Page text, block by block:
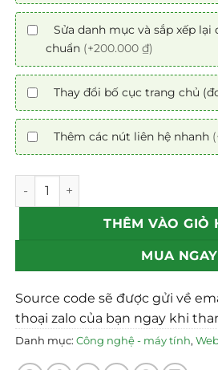
Sửa danh mục và sắp xếp
chuẩn (+200.000 ₫)
Thay đổi bố cục trang chủ
Thêm các nút liên hệ nhanh
Mẫu theme Website Grab chuẩn
THÊM VÀO GIỎ
MUA NGAY
Source code sẽ được gửi về
thoại zalo của bạn ngay khi
Danh mục:Công nghệ - máy tính,